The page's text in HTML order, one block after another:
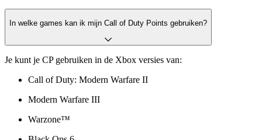
In welke games kan ik mijn Call of Duty Points gebruiken?
Je kunt je CP gebruiken in de Xbox versies van:
Call of Duty: Modern Warfare II
Modern Warfare III
Warzone™